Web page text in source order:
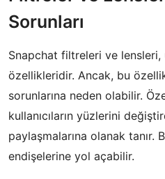
Sorunları
Snapchat filtreleri ve lensleri,
özellikleridir. Ancak, bu
sorunlarına neden olabilir.
kullanıcıların yüzlerini
paylaşmalarına olanak tanır.
endişelerine yol açabilir.